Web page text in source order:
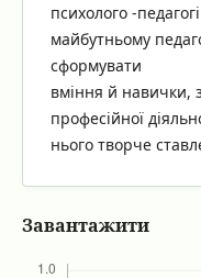
психолого -
майбутньому
сформувати
вміння й навички,
професійної
нього творче
Завантажити